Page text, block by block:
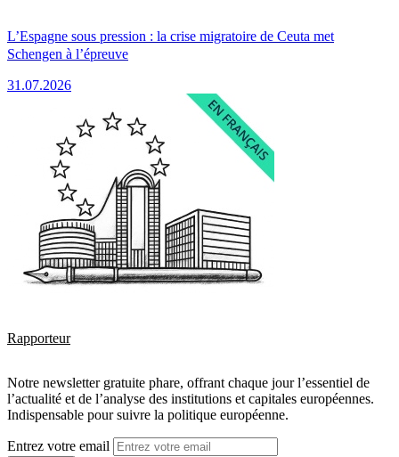
L’Espagne sous pression : la crise migratoire de Ceuta met
Schengen à l’épreuve
31.07.2026
Rapporteur
Notre newsletter gratuite phare, offrant chaque jour l’essentiel de
l’actualité et de l’analyse des institutions et capitales européennes.
Indispensable pour suivre la politique européenne.
Entrez votre email